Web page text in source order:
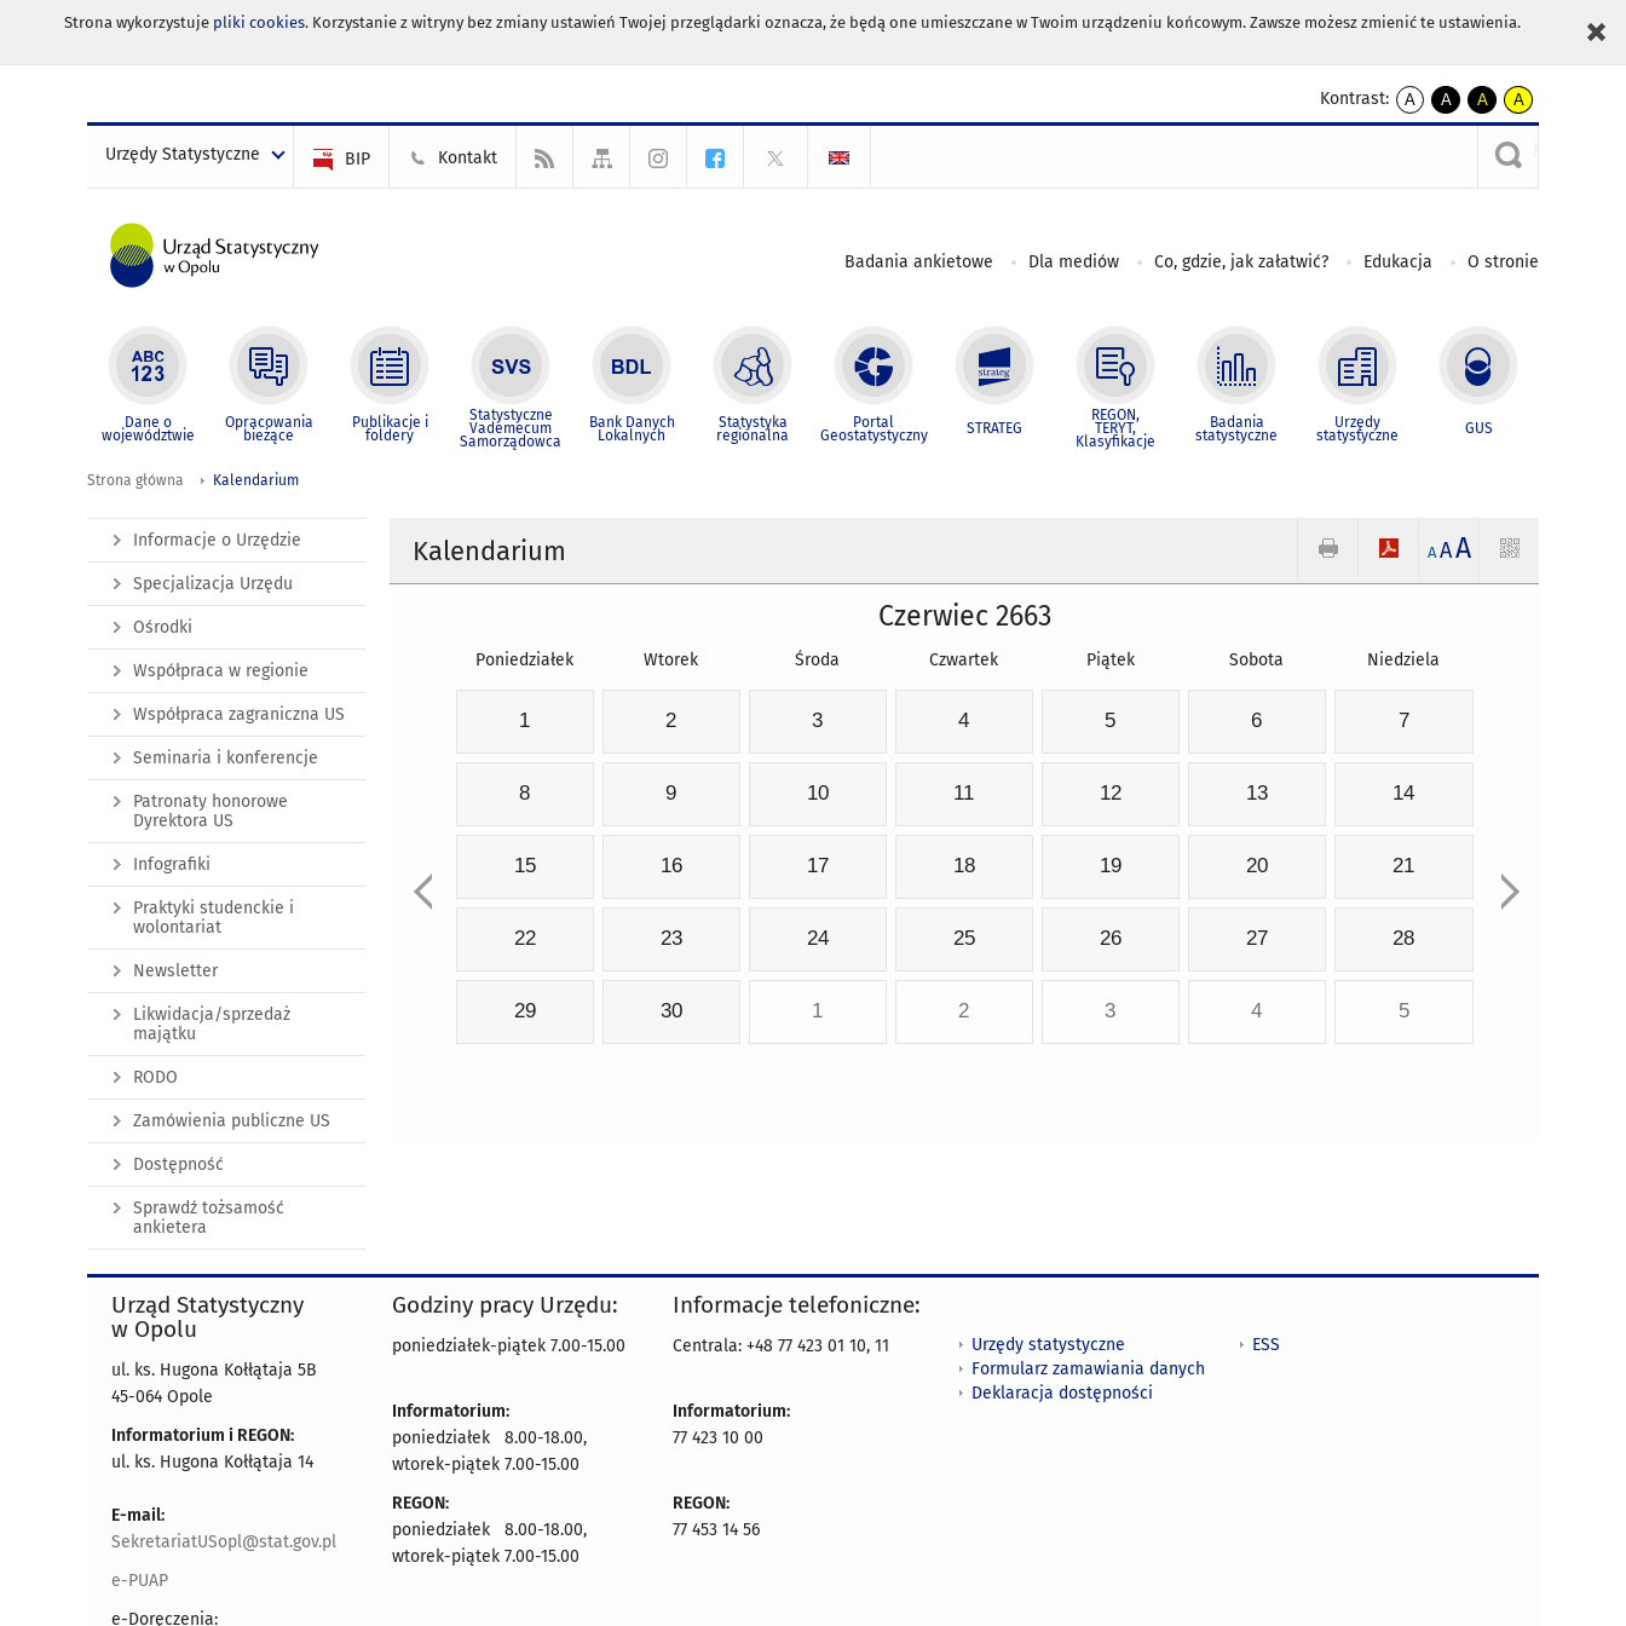
Strona wykorzystuje pliki cookies. Korzystanie z witryny bez zmiany ustawień Twojej przeglądarki oznacza, że będą one umieszczane w Twoim urządzeniu końcowym. Zawsze możesz zmienić te ustawienia.
Kontrast:
A
kontrast
A
kontrast
czarnym
A
kontrast
żółty
tekst
czarnym
A
kontrast
czarny
tekst
żółtym
Urzędy Statystyczne BIP Kontakt
Badania ankietowe Dla mediów Co, gdzie, jak załatwić? Edukacja O stronie
Dane o
województwie
Opracowania
bieżące
Publikacje i
foldery
Statystyczne
Vademecum
Samorządowca
Bank Danych
Lokalnych
Statystyka
regionalna
Portal
Geostatystyczny STRATEG
REGON,
TERYT,
Klasyfikacje
Badania
statystyczne
Urzędy
statystyczne GUS
Strona główna Kalendarium
Kalendarium A AA
Czerwiec 2663
Poniedziałek Wtorek Środa Czwartek Piątek Sobota Niedziela
1 2 3 4 5 6 7
8 9 10 11 12 13 14
15 16 17 18 19 20 21
22 23 24 25 26 27 28
29 30 1 2 3 4 5
Informacje o Urzędzie
Specjalizacja Urzędu
Ośrodki
Współpraca w regionie
Współpraca zagraniczna US
Seminaria i konferencje
Patronaty honorowe
Dyrektora US
Infografiki
Praktyki studenckie i
wolontariat
Newsletter
Likwidacja/sprzedaż
majątku
RODO
Zamówienia publiczne US
Dostępność
Sprawdź tożsamość
ankietera
Urząd Statystyczny
w Opolu
ul. ks. Hugona Kołłątaja 5B
45-064 Opole
Informatorium i REGON:
ul. ks. Hugona Kołłątaja 14
E-mail:
SekretariatUSopl@stat.gov.pl
e-PUAP
e-Doręczenia:
Godziny pracy Urzędu:
poniedziałek-piątek 7.00-15.00
Informatorium:
poniedziałek 8.00-18.00,
wtorek-piątek 7.00-15.00
REGON:
poniedziałek 8.00-18.00,
wtorek-piątek 7.00-15.00
Informacje telefoniczne:
Centrala: +48 77 423 01 10, 11
Informatorium:
77 423 10 00
REGON:
77 453 14 56
Urzędy statystyczne
Formularz zamawiania danych
Deklaracja dostępności
ESS